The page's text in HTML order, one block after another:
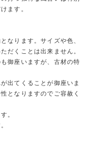
ます。
なります。サイズや色、
だくことは出来ません。
御座いますが、古材の特
出てくることが御座いま
となりますのでご容赦く
。